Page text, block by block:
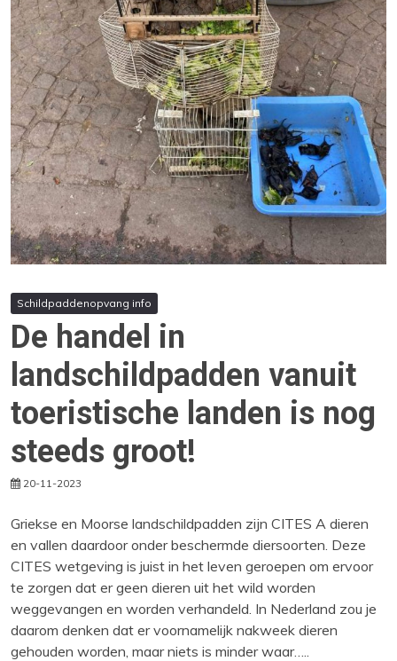
Schildpaddenopvang info
De handel in
landschildpadden vanuit
toeristische landen is nog
steeds groot!
20-11-2023
Griekse en Moorse landschildpadden zijn CITES A dieren
en vallen daardoor onder beschermde diersoorten. Deze
CITES wetgeving is juist in het leven geroepen om ervoor
te zorgen dat er geen dieren uit het wild worden
weggevangen en worden verhandeld. In Nederland zou je
daarom denken dat er voornamelijk nakweek dieren
gehouden worden, maar niets is minder waar…..